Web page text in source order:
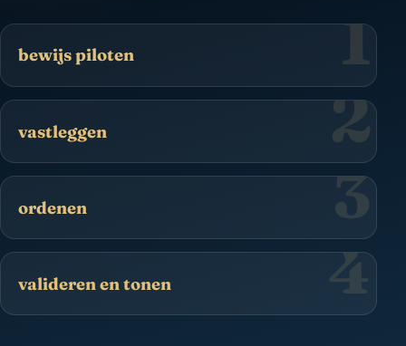
1
bewijs piloten
2
vastleggen
3
ordenen
4
valideren en tonen